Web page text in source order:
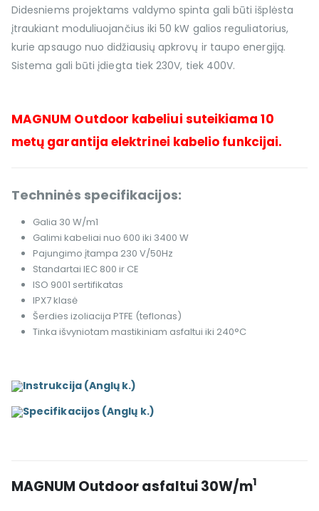
Didesniems projektams valdymo spinta gali būti išplėsta
įtraukiant moduliuojančius iki 50 kW galios reguliatorius,
kurie apsaugo nuo didžiausių apkrovų ir taupo energiją.
Sistema gali būti įdiegta tiek 230V, tiek 400V.
MAGNUM Outdoor kabeliui suteikiama 10
metų garantija elektrinei kabelio funkcijai.
Techninės specifikacijos:
Galia 30 W/m1
Galimi kabeliai nuo 600 iki 3400 W
Pajungimo įtampa 230 V/50Hz
Standartai IEC 800 ir CE
ISO 9001 sertifikatas
IPX7 klasė
Šerdies izoliacija PTFE (teflonas)
Tinka išvyniotam mastikiniam asfaltui iki 240°C
Instrukcija (Anglų k.)
Specifikacijos (Anglų k.)
MAGNUM Outdoor asfaltui 30W/m1